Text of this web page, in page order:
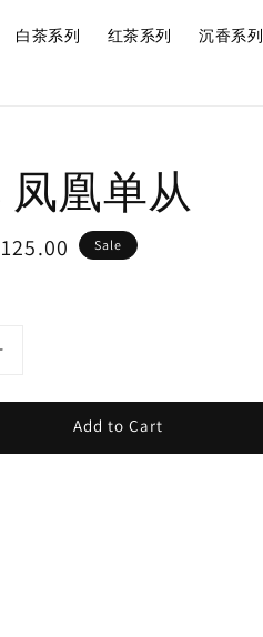
白茶系列 红茶系列 沉香系列
凰单从
Sale
Add to Cart